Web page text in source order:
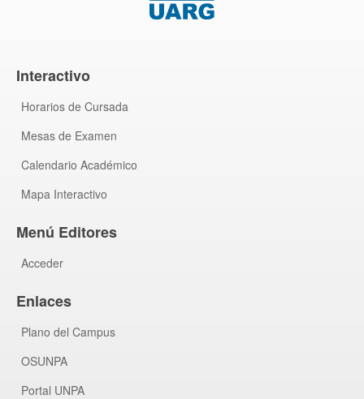
Interactivo
Horarios de Cursada
Mesas de Examen
Calendario Académico
Mapa Interactivo
Menú Editores
Acceder
Enlaces
Plano del Campus
OSUNPA
Portal UNPA